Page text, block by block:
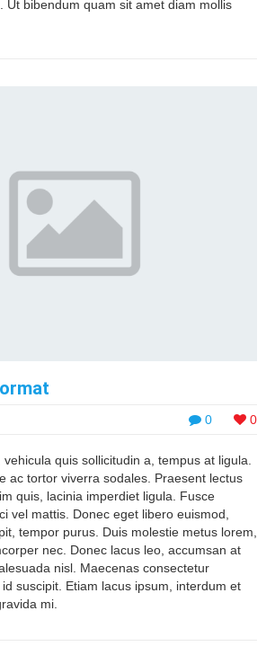
Ut bibendum quam sit amet diam mollis
0 0
quis sollicitudin a, tempus at ligula.
ac tortor viverra sodales. Praesent lectus
quis, lacinia imperdiet ligula. Fusce
vel mattis. Donec eget libero euismod,
tempor purus. Duis molestie metus lorem,
nec. Donec lacus leo, accumsan at
nisl. Maecenas consectetur
suscipit. Etiam lacus ipsum, interdum et
mi.